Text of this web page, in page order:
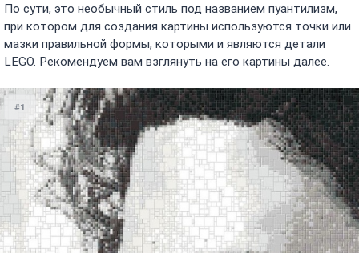
По сути, это необычный стиль под названием пуантилизм,
при котором для создания картины используются точки или
мазки правильной формы, которыми и являются детали
LEGO. Рекомендуем вам взглянуть на его картины далее.
#1